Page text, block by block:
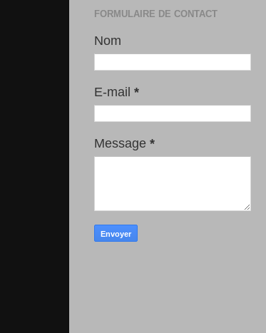
FORMULAIRE DE CONTACT
Nom
E-mail *
Message *